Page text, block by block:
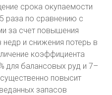
срока окупаемости
раза по сравнению с
за счет повышения
недр и снижения потерь в
коэффициента
для балансовых руд и 7–
повысит
запасов